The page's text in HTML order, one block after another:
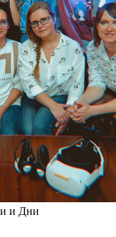
и Дни